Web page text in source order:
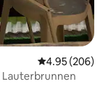
औसत रेटिंग 5 में से
4.95 (206)
Lauterbrunnen